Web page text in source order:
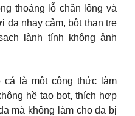
thoáng lỗ chân lông và
da nhạy cảm, bột than tre
lành tính không ảnh
cá là một công thức làm
hề tạo bọt, thích hợp
mà không làm cho da bị